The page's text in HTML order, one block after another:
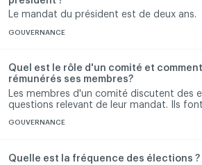
Le mandat du président est de deux ans.
GOUVERNANCE
Quel est le rôle d'un comité et
rémunérés ses membres?
Les membres d'un comité discutent des
questions relevant de leur mandat. Ils font
GOUVERNANCE
Quelle est la fréquence des élections ?